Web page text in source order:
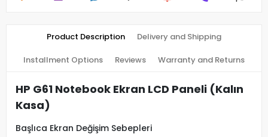
Product Description Delivery and Shipping
Installment Options Reviews Warranty and Returns
HP G61 Notebook Ekran LCD Paneli (Kalın
Kasa)
Başlıca Ekran Değişim Sebepleri